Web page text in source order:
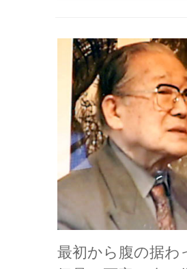
最初から腹の据わ